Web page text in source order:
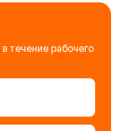
течение рабочего